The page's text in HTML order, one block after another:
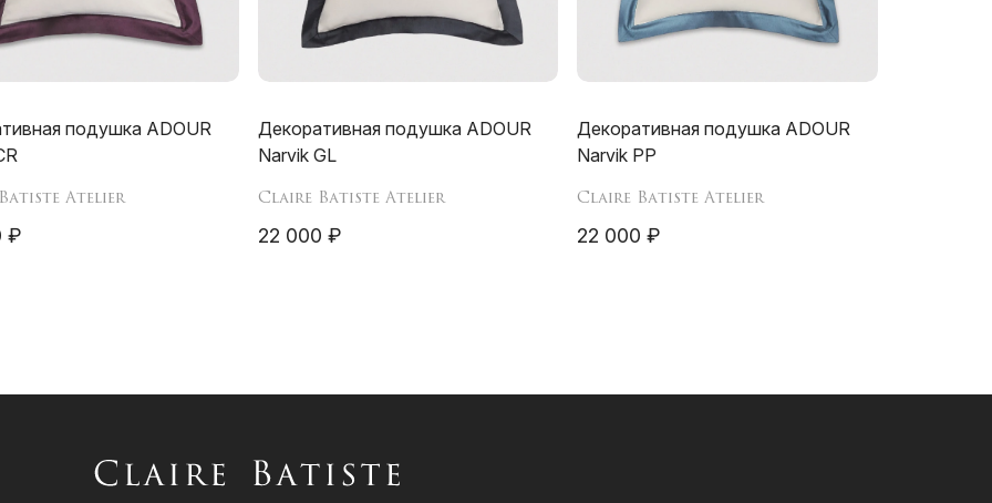
подушка ADOUR
Atelier
₽
Декоративная подушка ADOUR
Narvik GL
Claire Batiste Atelier
22 000 ₽
Декоративная подушка ADOUR
Narvik PP
Claire Batiste Atelier
22 000 ₽